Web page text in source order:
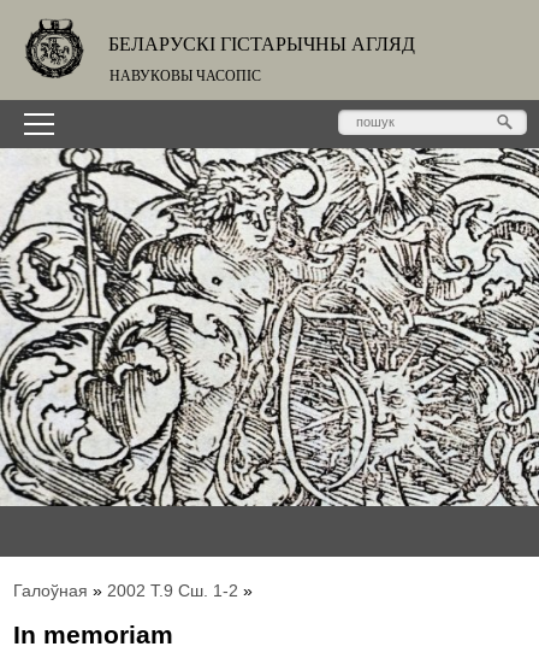
БЕЛАРУСКІ ГІСТАРЫЧНЫ АГЛЯД
НАВУКОВЫ ЧАСОПІС
Галоўная » 2002 Т.9 Сш. 1-2 »
In memoriam